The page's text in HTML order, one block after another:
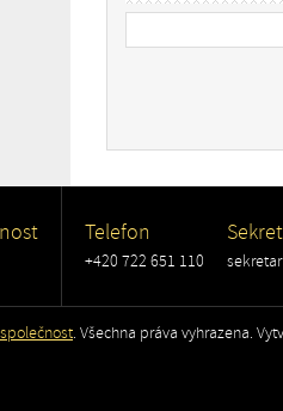
Telefon
+420 722 651 110
. Všechna práva vyhrazena.